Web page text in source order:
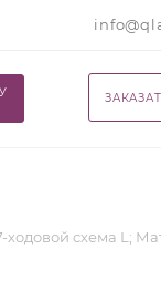
схема L;